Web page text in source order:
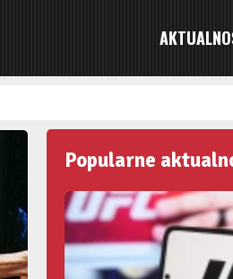
Popularne